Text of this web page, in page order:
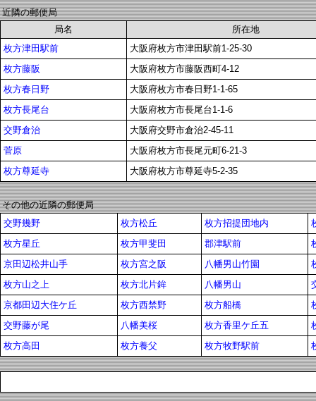
近隣の郵便局
局名
所在地
枚方津田駅前
大阪府枚方市津田駅前1-25-30
枚方藤阪
大阪府枚方市藤阪西町4-12
枚方春日野
大阪府枚方市春日野1-1-65
枚方長尾台
大阪府枚方市長尾台1-1-6
交野倉治
大阪府交野市倉治2-45-11
菅原
大阪府枚方市長尾元町6-21-3
枚方尊延寺
大阪府枚方市尊延寺5-2-35
その他の近隣の郵便局
交野幾野
枚方松丘 枚方招提団地内
枚方星丘
枚方甲斐田 郡津駅前
京田辺松井山手
枚方宮之阪 八幡男山竹園
枚方山之上
枚方北片鉾 八幡男山
京都田辺大住ケ丘
枚方西禁野 枚方船橋
交野藤が尾
八幡美桜 枚方香里ケ丘五
枚方高田
枚方養父 枚方牧野駅前